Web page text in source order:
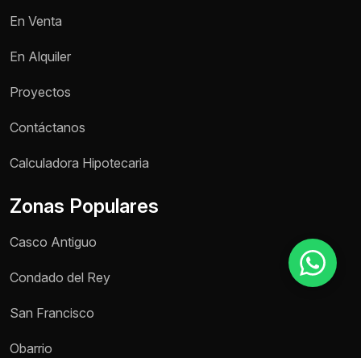
En Venta
En Alquiler
Proyectos
Contáctanos
Calculadora Hipotecaria
Zonas Populares
Casco Antiguo
Condado del Rey
San Francisco
Obarrio